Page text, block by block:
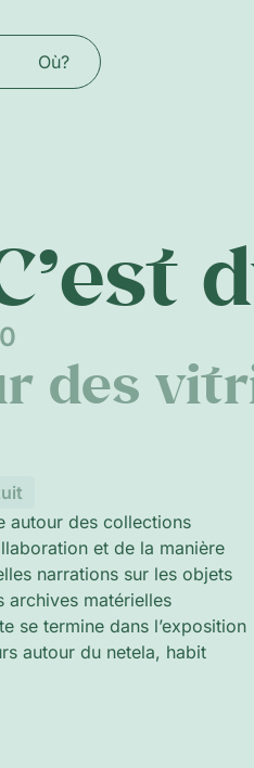
Où?
des
autour des collections
et de la manière
narrations sur les objets
archives matérielles
se termine dans l’exposition
autour du netela, habit